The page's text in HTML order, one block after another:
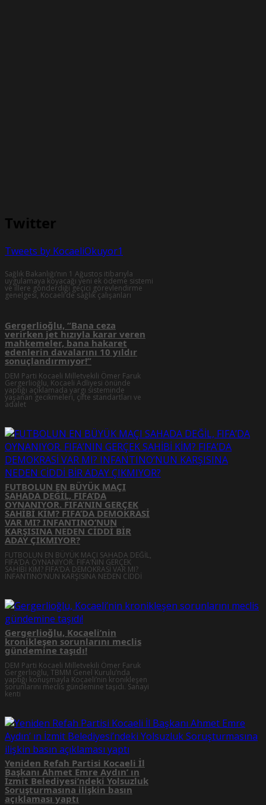
Twitter
Tweets by KocaeliOkuyor1
Sağlık Bakanlığı’nın 1 Ağustos itibarıyla
uygulamaya koyacağı yeni ek ödeme sistemi
ve illere gönderdiği geçici görevlendirme
genelgesi, Kocaeli’de sağlık çalışanları
Gergerlioğlu, “Bana ceza
verirken jet hızıyla karar veren
mahkemeler, bana hakaret
edenlerin davalarını 10 yıldır
sonuçlandırmıyor!”
DEM Parti Kocaeli Milletvekili Ömer Faruk
Gergerlioğlu, Kocaeli Adliyesi önünde
yaptığı açıklamada yargı sisteminde
yaşanan gecikmeleri, çifte standartları ve
adalet
FUTBOLUN EN BÜYÜK MAÇI
SAHADA DEĞİL, FIFA’DA
OYNANIYOR. FIFA’NIN GERÇEK
SAHİBİ KİM? FIFA’DA DEMOKRASİ
VAR MI? INFANTINO’NUN
KARŞISINA NEDEN CİDDİ BİR
ADAY ÇIKMIYOR?
FUTBOLUN EN BÜYÜK MAÇI SAHADA DEĞİL,
FIFA’DA OYNANIYOR. FIFA’NIN GERÇEK
SAHİBİ KİM? FIFA’DA DEMOKRASİ VAR MI?
INFANTINO’NUN KARŞISINA NEDEN CİDDİ
Gergerlioğlu, Kocaeli’nin
kronikleşen sorunlarını meclis
gündemine taşıdı!
DEM Parti Kocaeli Milletvekili Ömer Faruk
Gergerlioğlu, TBMM Genel Kurulu’nda
yaptığı konuşmayla Kocaeli’nin kronikleşen
sorunlarını meclis gündemine taşıdı. Sanayi
kenti
Yeniden Refah Partisi Kocaeli İl
Başkanı Ahmet Emre Aydın’ ın
İzmit Belediyesi’ndeki Yolsuzluk
Soruşturmasına ilişkin basın
açıklaması yaptı